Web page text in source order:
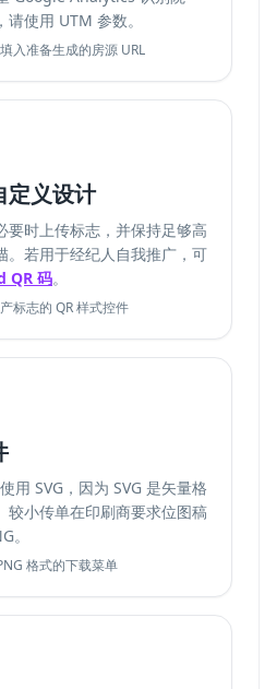
使用 UTM 参数。
入准备生成的房源 URL
定义设计
要时上传标志，并保持足够高
。若用于经纪人自我推广，可
QR 码。
标志的 QR 样式控件
用 SVG，因为 SVG 是矢量格
较小传单在印刷商要求位图稿
。
格式的下载菜单